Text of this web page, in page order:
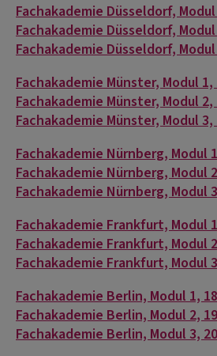
Fachakademie Düsseldorf,
Fachakademie Düsseldorf,
Fachakademie Düsseldorf,
Fachakademie Münster, Modul 1,
Fachakademie Münster, Modul 2,
Fachakademie Münster, Modul 3,
Fachakademie Nürnberg, Modul
Fachakademie Nürnberg, Modul
Fachakademie Nürnberg, Modul
Fachakademie Frankfurt, Modul
Fachakademie Frankfurt, Modul
Fachakademie Frankfurt, Modul
Fachakademie Berlin, Modul 1,
Fachakademie Berlin, Modul 2,
Fachakademie Berlin, Modul 3,